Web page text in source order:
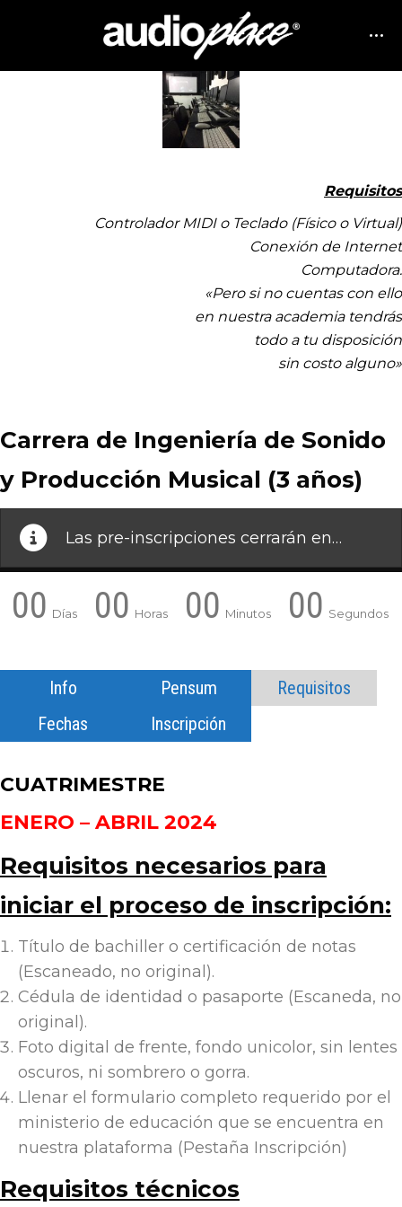
Requisitos
Controlador MIDI o Teclado (Físico o Virtual)
Conexión de Internet
Computadora.
«Pero si no cuentas con ello
en nuestra academia tendrás
todo a tu disposición
sin costo alguno»
Carrera de Ingeniería de Sonido
y Producción Musical (3 años)
Las pre-inscripciones cerrarán en…
00 Días 00 Horas 00 Minutos 00 Segundos
Info Pensum
Requisitos
Fechas
Inscripción
CUATRIMESTRE
ENERO – ABRIL 2024
Requisitos necesarios para
iniciar el proceso de inscripción:
Título de bachiller o certificación de notas
(Escaneado, no original).
Cédula de identidad o pasaporte (Escaneda, no
original).
Foto digital de frente, fondo unicolor, sin lentes
oscuros, ni sombrero o gorra.
Llenar el formulario completo requerido por el
ministerio de educación que se encuentra en
nuestra plataforma (Pestaña Inscripción)
Requisitos técnicos